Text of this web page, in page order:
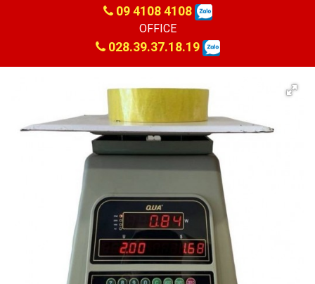
09 4108 4108
OFFICE
028.39.37.18.19